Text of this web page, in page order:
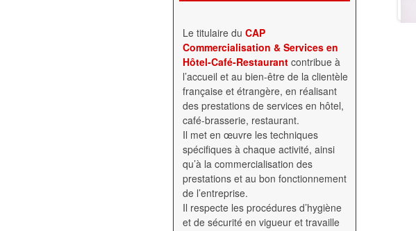
Le titulaire du CAP
Commercialisation & Services en
Hôtel-Café-Restaurantcontribue à
l’accueil et au bien-être de la clientèle
française et étrangère, en réalisant
des prestations de services en hôtel,
café-brasserie, restaurant.
Il met en œuvre les techniques
spécifiques à chaque activité, ainsi
qu’à la commercialisation des
prestations et au bon fonctionnement
de l’entreprise.
Il respecte les procédures d’hygiène
et de sécurité en vigueur et travaille